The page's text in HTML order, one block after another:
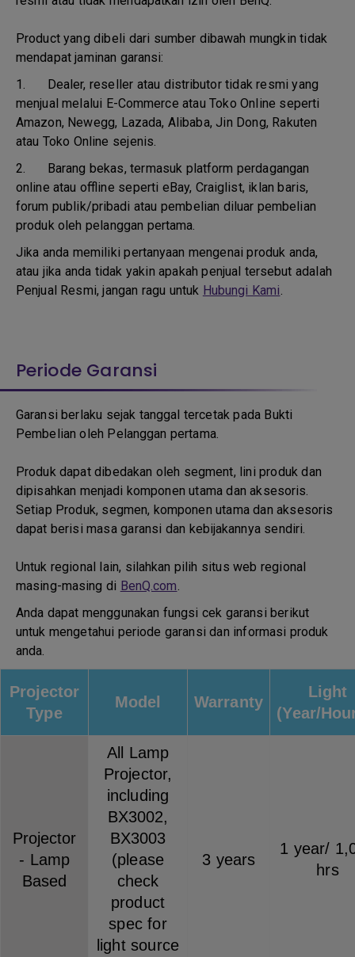
Product yang dibeli dari sumber dibawah mungkin tidak
mendapat jaminan garansi:
1. Dealer, reseller atau distributor tidak resmi yang
menjual melalui E-Commerce atau Toko Online seperti
Amazon, Newegg, Lazada, Alibaba, Jin Dong, Rakuten
atau Toko Online sejenis.
2. Barang bekas, termasuk platform perdagangan
online atau offline seperti eBay, Craiglist, iklan baris,
forum publik/pribadi atau pembelian diluar pembelian
produk oleh pelanggan pertama.
Jika anda memiliki pertanyaan mengenai produk anda,
atau jika anda tidak yakin apakah penjual tersebut adalah
Penjual Resmi, jangan ragu untuk Hubungi Kami.
Periode Garansi
Garansi berlaku sejak tanggal tercetak pada Bukti
Pembelian oleh Pelanggan pertama.
Produk dapat dibedakan oleh segment, lini produk dan
dipisahkan menjadi komponen utama dan aksesoris.
Setiap Produk, segmen, komponen utama dan aksesoris
dapat berisi masa garansi dan kebijakannya sendiri.
Untuk regional lain, silahkan pilih situs web regional
masing-masing di BenQ.com.
Anda dapat menggunakan fungsi cek garansi berikut
untuk mengetahui periode garansi dan informasi produk
anda.
Projector
Type
Model Warranty
Light
(Year/
Projector
- Lamp
Based
All Lamp
Projector,
including
BX3002,
BX3003
(please
check
product
spec for
light source
3 years
1 year/
hrs